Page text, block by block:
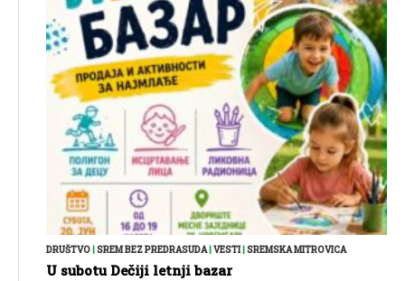
DRUŠTVO SREM BEZ PREDRASUDA| VESTI| SREMSKA MITROVICA
U subotu Dečiji letnji bazar